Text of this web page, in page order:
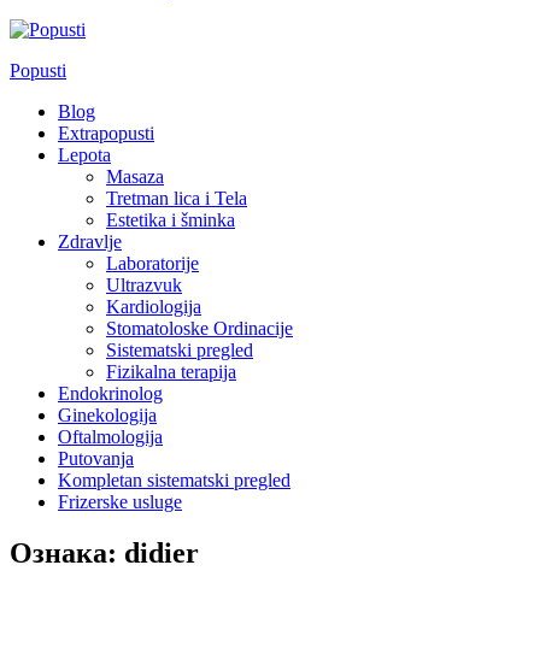
Popusti
Blog
Extrapopusti
Lepota
Masaza
Tretman lica i Tela
Estetika i šminka
Zdravlje
Laboratorije
Ultrazvuk
Kardiologija
Stomatoloske Ordinacije
Sistematski pregled
Fizikalna terapija
Endokrinolog
Ginekologija
Oftalmologija
Putovanja
Kompletan sistematski pregled
Frizerske usluge
Ознака: didier